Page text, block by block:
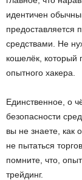
идентичен
предоставляется
средствами. Не
кошелёк, который
опытного хакера.
Единственное, о
безопасности
вы не знаете,
не пытаться
помните, что,
трейдинг.